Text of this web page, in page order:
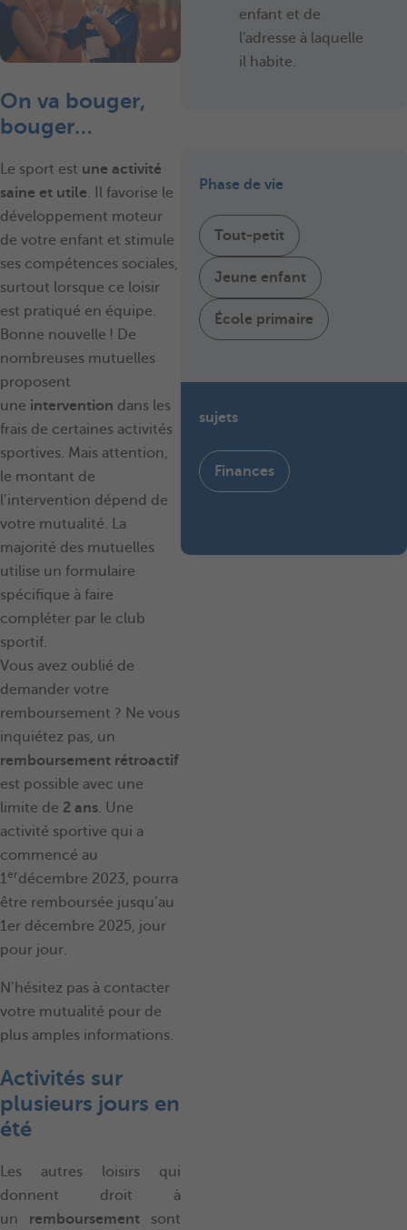
On va bouger,
bouger…
Le sport est une activité
saine et utile. Il favorise le
développement moteur
de votre enfant et stimule
ses compétences sociales,
surtout lorsque ce loisir
est pratiqué en équipe.
Bonne nouvelle ! De
nombreuses mutuelles
proposent
une intervention dans les
frais de certaines activités
sportives. Mais attention,
le montant de
l’intervention dépend de
votre mutualité. La
majorité des mutuelles
utilise un formulaire
spécifique à faire
compléter par le club
sportif.
​​​​​​​Vous avez oublié de
demander votre
remboursement ? Ne vous
inquiétez pas, un
remboursement rétroactif
est possible avec une
limite de 2 ans. Une
activité sportive qui a
commencé au
1erdécembre 2023, pourra
être remboursée jusqu’au
1er décembre 2025, jour
pour jour.
N’hésitez pas à contacter
votre mutualité pour de
plus amples informations.
Activités sur
plusieurs jours en
été
Les autres loisirs qui
donnent droit à
un remboursement sont
enfant et de
l'adresse à laquelle
il habite.
Phase de vie
Tout-petit
Jeune enfant
École primaire
sujets
Finances